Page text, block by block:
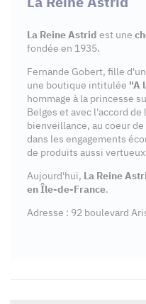
La Reine Astrid est une
fondée en 1935.
Fernande Gobert, fille
une boutique intitulée "A
hommage à la princesse
Belges et avec l'accord de
bienveillance, au coeur
dans les engagements
de produits aussi
Aujourd'hui, La Reine
en Île-de-France.
Adresse : 92 boulevard